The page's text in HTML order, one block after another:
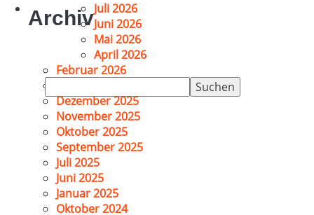
Suchen
nach:
ArchivJuli 2026
Juni 2026
Mai 2026
April 2026
Februar 2026
Dezember 2025
November 2025
Oktober 2025
September 2025
Juli 2025
Juni 2025
Januar 2025
Oktober 2024